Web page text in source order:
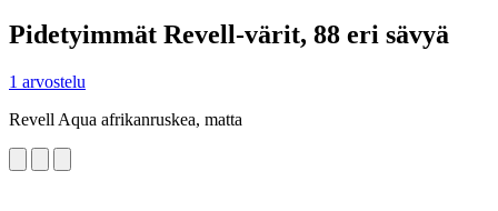
Pidetyimmät Revell-värit, 88 eri sävyä
1 arvostelu
Revell Aqua afrikanruskea, matta